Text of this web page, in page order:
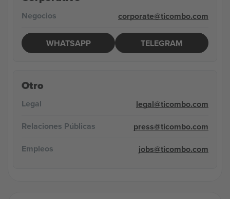
Negocios corporate@ticombo.com
WHATSAPP TELEGRAM
Otro
Legal
legal@ticombo.com
Relaciones Públicas
press@ticombo.com
Empleos
jobs@ticombo.com